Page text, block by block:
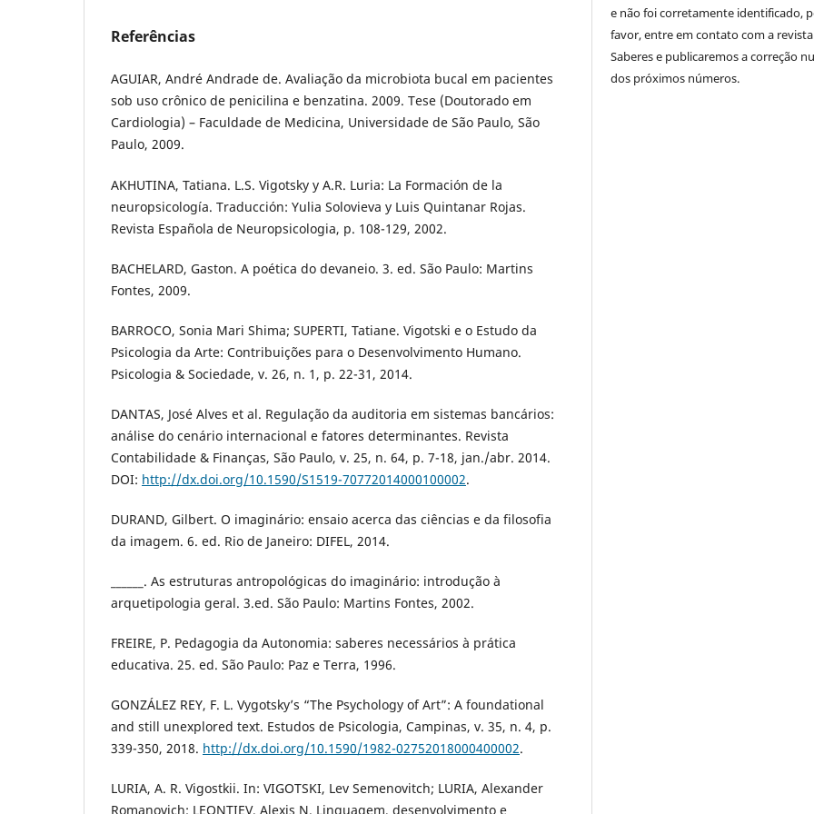
Referências
AGUIAR, André Andrade de. Avaliação da microbiota bucal em pacientes
sob uso crônico de penicilina e benzatina. 2009. Tese (Doutorado em
Cardiologia) – Faculdade de Medicina, Universidade de São Paulo, São
Paulo, 2009.
AKHUTINA, Tatiana. L.S. Vigotsky y A.R. Luria: La Formación de la
neuropsicología. Traducción: Yulia Solovieva y Luis Quintanar Rojas.
Revista Española de Neuropsicologia, p. 108-129, 2002.
BACHELARD, Gaston. A poética do devaneio. 3. ed. São Paulo: Martins
Fontes, 2009.
BARROCO, Sonia Mari Shima; SUPERTI, Tatiane. Vigotski e o Estudo da
Psicologia da Arte: Contribuições para o Desenvolvimento Humano.
Psicologia & Sociedade, v. 26, n. 1, p. 22-31, 2014.
DANTAS, José Alves et al. Regulação da auditoria em sistemas bancários:
análise do cenário internacional e fatores determinantes. Revista
Contabilidade & Finanças, São Paulo, v. 25, n. 64, p. 7-18, jan./abr. 2014.
DOI: http://dx.doi.org/10.1590/S1519-70772014000100002.
DURAND, Gilbert. O imaginário: ensaio acerca das ciências e da filosofia
da imagem. 6. ed. Rio de Janeiro: DIFEL, 2014.
______. As estruturas antropológicas do imaginário: introdução à
arquetipologia geral. 3.ed. São Paulo: Martins Fontes, 2002.
FREIRE, P. Pedagogia da Autonomia: saberes necessários à prática
educativa. 25. ed. São Paulo: Paz e Terra, 1996.
GONZÁLEZ REY, F. L. Vygotsky’s “The Psychology of Art”: A foundational
and still unexplored text. Estudos de Psicologia, Campinas, v. 35, n. 4, p.
339-350, 2018. http://dx.doi.org/10.1590/1982-02752018000400002.
LURIA, A. R. Vigostkii. In: VIGOTSKI, Lev Semenovitch; LURIA, Alexander
Romanovich; LEONTIEV, Alexis N. Linguagem, desenvolvimento e
e não foi corretamente identificado,
favor, entre em contato com a revista
Saberes e publicaremos a correção
dos próximos números.